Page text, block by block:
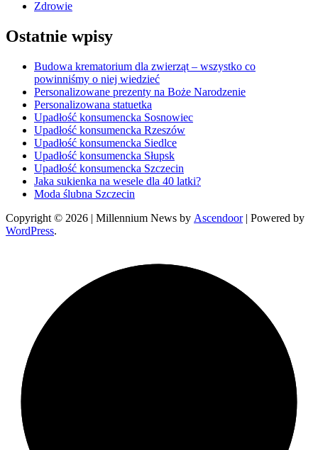
Zdrowie
Ostatnie wpisy
Budowa krematorium dla zwierząt – wszystko co
powinniśmy o niej wiedzieć
Personalizowane prezenty na Boże Narodzenie
Personalizowana statuetka
Upadłość konsumencka Sosnowiec
Upadłość konsumencka Rzeszów
Upadłość konsumencka Siedlce
Upadłość konsumencka Słupsk
Upadłość konsumencka Szczecin
Jaka sukienka na wesele dla 40 latki?
Moda ślubna Szczecin
Copyright © 2026 | Millennium News by Ascendoor| Powered by
WordPress.